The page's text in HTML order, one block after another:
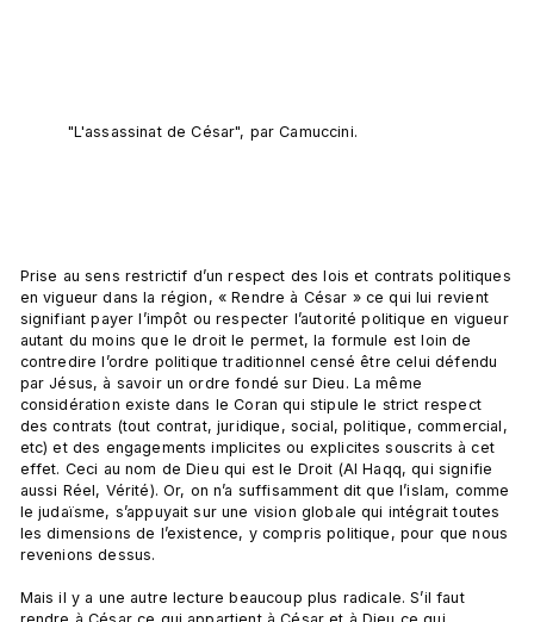
"L'assassinat de César", par Camuccini.
Prise au sens restrictif d’un respect des lois et contrats politiques
en vigueur dans la région, « Rendre à César » ce qui lui revient
signifiant payer l’impôt ou respecter l’autorité politique en vigueur
autant du moins que le droit le permet, la formule est loin de
contredire l’ordre politique traditionnel censé être celui défendu
par Jésus, à savoir un ordre fondé sur Dieu. La même
considération existe dans le Coran qui stipule le strict respect
des contrats (tout contrat, juridique, social, politique, commercial,
etc) et des engagements implicites ou explicites souscrits à cet
effet. Ceci au nom de Dieu qui est le Droit (Al Haqq, qui signifie
aussi Réel, Vérité). Or, on n’a suffisamment dit que l’islam, comme
le judaïsme, s’appuyait sur une vision globale qui intégrait toutes
les dimensions de l’existence, y compris politique, pour que nous
revenions dessus.
Mais il y a une autre lecture beaucoup plus radicale. S’il faut